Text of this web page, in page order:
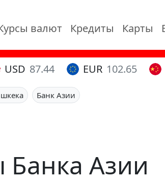
валют Кредиты Карты
USD 87.44 EUR 102.65
Банк Азии
Банка Азии